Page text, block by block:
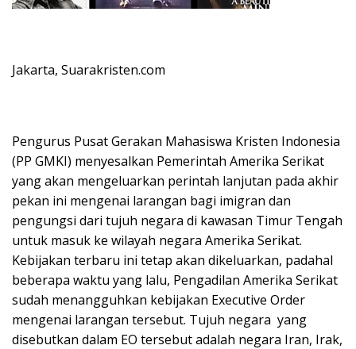
Jakarta, Suarakristen.com
Pengurus Pusat Gerakan Mahasiswa Kristen Indonesia
(PP GMKI) menyesalkan Pemerintah Amerika Serikat
yang akan mengeluarkan perintah lanjutan pada akhir
pekan ini mengenai larangan bagi imigran dan
pengungsi dari tujuh negara di kawasan Timur Tengah
untuk masuk ke wilayah negara Amerika Serikat.
Kebijakan terbaru ini tetap akan dikeluarkan, padahal
beberapa waktu yang lalu, Pengadilan Amerika Serikat
sudah menangguhkan kebijakan Executive Order
mengenai larangan tersebut. Tujuh negara yang
disebutkan dalam EO tersebut adalah negara Iran, Irak,